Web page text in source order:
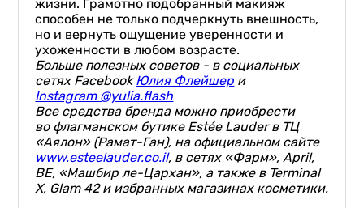
жизни. Грамотно подобранный макияж
способен не только подчеркнуть внешность,
но и вернуть ощущение уверенности и
ухоженности в любом возрасте.⠀
Больше полезных советов - в социальных
сетях Facebook Юлия Флейшер и
Instagram @yulia.flash
Все средства бренда можно приобрести
во флагманском бутике Estée Lauder в ТЦ
«Аялон» (Рамат-Ган), на официальном сайте
www.esteelauder.co.il, в сетях «Фарм», April,
BE, «Машбир ле-Цархан», а также в Terminal
X, Glam 42 и избранных магазинах косметики.